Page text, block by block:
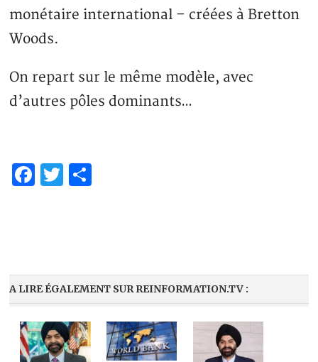
monétaire international – créées à Bretton
Woods.
On repart sur le même modèle, avec
d’autres pôles dominants…
Facebook
Twitter
A LIRE ÉGALEMENT SUR REINFORMATION.TV :